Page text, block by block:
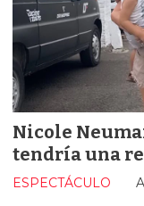
Nicole
tendría una
ESPECTÁCULO